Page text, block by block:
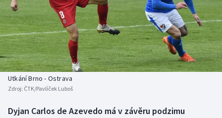
Americký fotbal
Baseball a softbal
Basketbal
Biatlon
NEPŘEHLÉDNĚTE
Soutěže
Historické návraty
Aplikace ČT sport
Utkání Brno - Ostrava
Zdroj: ČTK/Pavlíček Luboš
Dyjan Carlos de Azevedo má v závěru podzimu